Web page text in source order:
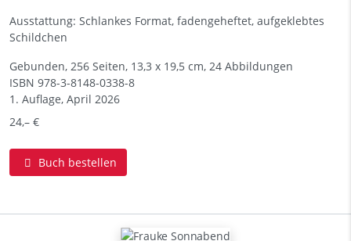
Ausstattung: Schlankes Format, fadengeheftet, aufgeklebtes
Schildchen
Gebunden, 256 Seiten, 13,3 x 19,5 cm, 24 Abbildungen
ISBN 978-3-8148-0338-8
1. Auflage, April 2026
24,– €
Buch bestellen